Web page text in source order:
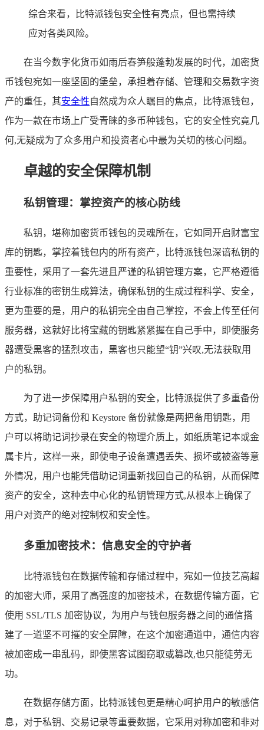
综合来看，比特派钱包安全性有亮点，但也需持续
应对各类风险。
在当今数字化货币如雨后春笋般蓬勃发展的时代，加密货
币钱包宛如一座坚固的堡垒，承担着存储、管理和交易数字资
产的重任，其安全性自然成为众人瞩目的焦点，比特派钱包，
作为一款在市场上广受青睐的多币种钱包，它的安全性究竟几
何,无疑成为了众多用户和投资者心中最为关切的核心问题。
卓越的安全保障机制
私钥管理：掌控资产的核心防线
私钥，堪称加密货币钱包的灵魂所在，它如同开启财富宝
库的钥匙，掌控着钱包内的所有资产，比特派钱包深谙私钥的
重要性，采用了一套先进且严谨的私钥管理方案，它严格遵循
行业标准的密钥生成算法，确保私钥的生成过程科学、安全，
更为重要的是，用户的私钥完全由自己掌控，不会上传至任何
服务器，这就好比将宝藏的钥匙紧紧握在自己手中，即使服务
器遭受黑客的猛烈攻击，黑客也只能望“钥”兴叹,无法获取用
户的私钥。
为了进一步保障用户私钥的安全，比特派提供了多重备份
方式，助记词备份和 Keystore 备份就像是两把备用钥匙，用
户可以将助记词抄录在安全的物理介质上，如纸质笔记本或金
属卡片，这样一来，即使电子设备遭遇丢失、损坏或被盗等意
外情况，用户也能凭借助记词重新找回自己的私钥，从而保障
资产的安全，这种去中心化的私钥管理方式,从根本上确保了
用户对资产的绝对控制权和安全性。
多重加密技术：信息安全的守护者
比特派钱包在数据传输和存储过程中，宛如一位技艺高超
的加密大师，采用了高强度的加密技术，在数据传输方面，它
使用 SSL/TLS 加密协议，为用户与钱包服务器之间的通信搭
建了一道坚不可摧的安全屏障，在这个加密通道中，通信内容
被加密成一串乱码，即使黑客试图窃取或篡改,也只能徒劳无
功。
在数据存储方面，比特派钱包更是精心呵护用户的敏感信
息，对于私钥、交易记录等重要数据，它采用对称加密和非对